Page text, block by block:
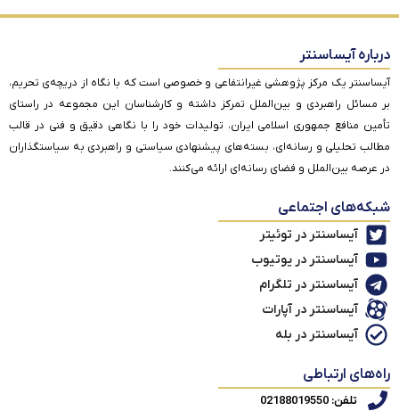
درباره آیساسنتر
آیساسنتر یک مرکز پژوهشی غیرانتفاعی و خصوصی است که با نگاه از دریچه‌ی تحریم،
بر مسائل راهبردی و بین‌الملل تمرکز داشته و کارشناسان این مجموعه در راستای
تأمین منافع جمهوری اسلامی ایران، تولیدات خود را با نگاهی دقیق و فنی در قالب
مطالب تحلیلی و رسانه‌ای، بسته‌های پیشنهادی سیاستی و راهبردی به سیاستگذاران
در عرصه بین‌الملل و فضای رسانه‌ای ارائه می‌کنند.
شبکه‌های اجتماعی
آیساسنتر در توئیتر
آیساسنتر در یوتیوب
آیساسنتر در تلگرام
آیساسنتر در آپارات
آیساسنتر در بله
راه‌های ارتباطی
تلفن: 02188019550